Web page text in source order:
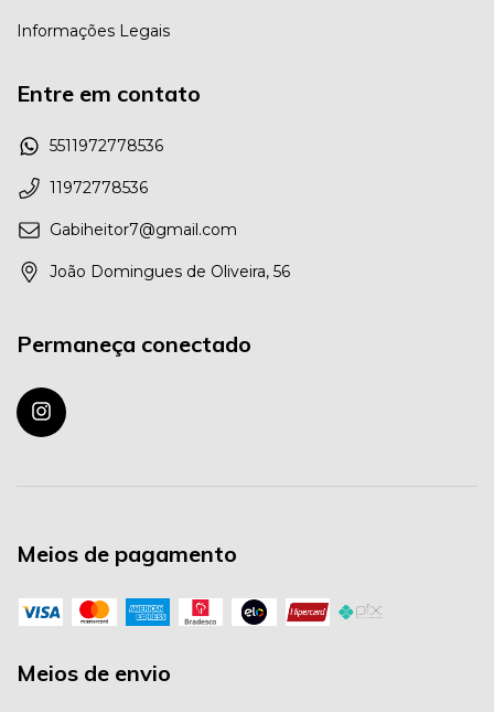
Informações Legais
Entre em contato
5511972778536
11972778536
Gabiheitor7@gmail.com
João Domingues de Oliveira, 56
Permaneça conectado
Meios de pagamento
Meios de envio